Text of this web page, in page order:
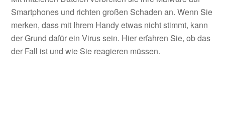
Smartphones und richten großen Schaden an. Wenn Sie
merken, dass mit Ihrem Handy etwas nicht stimmt, kann
der Grund dafür ein Virus sein. Hier erfahren Sie, ob das
der Fall ist und wie Sie reagieren müssen.